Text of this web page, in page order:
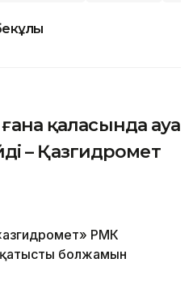
ғана қаласында ауа
– Қазгидромет
РМК
қатысты болжамын